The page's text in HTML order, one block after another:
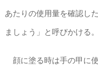
あたりの使用量を確認し
ましょう」と呼びかける。
顔に塗る時は手の甲に